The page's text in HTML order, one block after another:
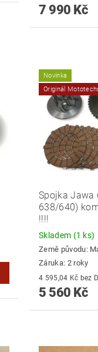
7 990 Kč
Novinka
Originál
Spojka Jawa
638/640)
!!!!
Skladem (1 ks)
Země původu:
Záruka: 2 roky
4 595,04 Kč
5 560 Kč